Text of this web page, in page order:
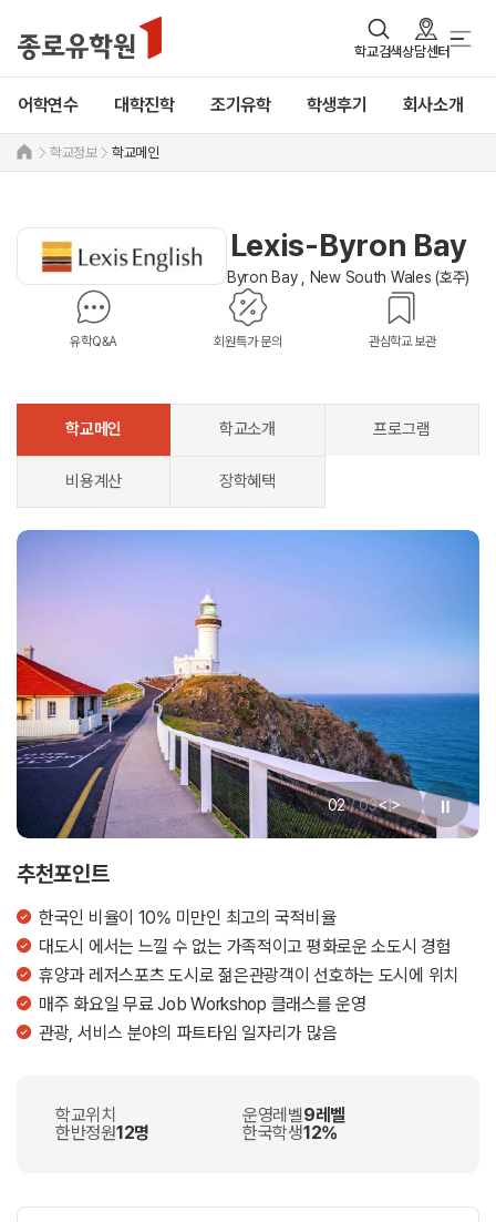
학교검색상담센터
어학연수 대학진학 조기유학 학생후기 회사소개
학교정보 학교메인
Lexis-Byron Bay
Byron Bay , New South Wales (호주)
유학Q&A 회원특가 문의 관심학교 보관
학교메인 학교소개 프로그램
비용계산 장학혜택
02/03<|>
추천포인트
한국인 비율이 10% 미만인 최고의 국적비율
대도시 에서는 느낄 수 없는 가족적이고 평화로운 소도시 경험
휴양과 레저스포츠 도시로 젊은관광객이 선호하는 도시에 위치
매주 화요일 무료 Job Workshop 클래스를 운영
관광, 서비스 분야의 파트타임 일자리가 많음
학교위치 운영레벨9레벨
한반정원12명 한국학생12%